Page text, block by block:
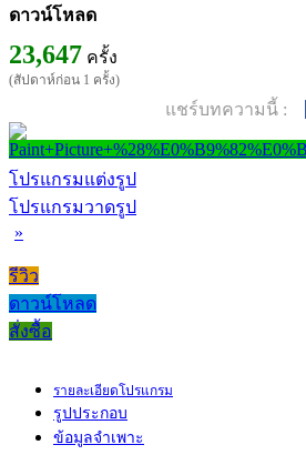
ดาวน์โหลด
23,647 ครั้ง
(สัปดาห์ก่อน 1 ครั้ง)
แชร์บทความนี้ :
โปรแกรมแต่งรูป
โปรแกรมวาดรูป
»
รีวิว
ดาวน์โหลด
สั่งซื้อ
รายละเอียดโปรแกรม
รูปประกอบ
ข้อมูลจำเพาะ